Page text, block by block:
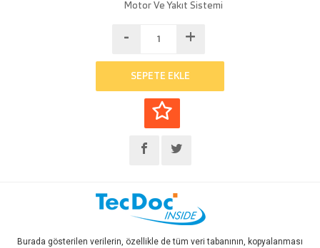
Motor Ve Yakıt Sistemi
- +
SEPETE EKLE
Burada gösterilen verilerin, özellikle de tüm veri tabanının, kopyalanması